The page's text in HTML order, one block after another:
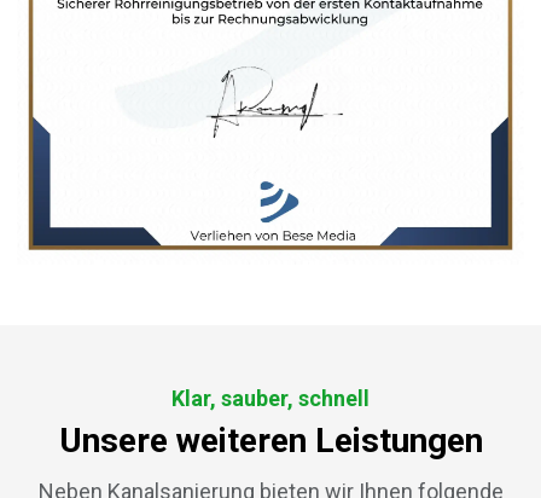
Klar, sauber, schnell
Unsere weiteren Leistungen
Neben Kanalsanierung bieten wir Ihnen folgende